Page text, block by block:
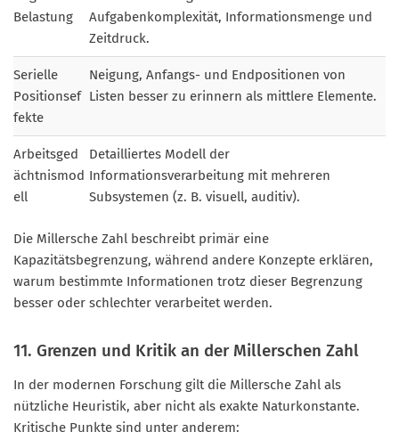
Belastung
Aufgabenkomplexität, Informationsmenge und
Zeitdruck.
Serielle
Positionsef
fekte
Neigung, Anfangs- und Endpositionen von
Listen besser zu erinnern als mittlere Elemente.
Arbeitsged
ächtnismod
ell
Detailliertes Modell der
Informationsverarbeitung mit mehreren
Subsystemen (z. B. visuell, auditiv).
Die Millersche Zahl beschreibt primär eine
Kapazitätsbegrenzung, während andere Konzepte erklären,
warum bestimmte Informationen trotz dieser Begrenzung
besser oder schlechter verarbeitet werden.
11. Grenzen und Kritik an der Millerschen Zahl
In der modernen Forschung gilt die Millersche Zahl als
nützliche Heuristik, aber nicht als exakte Naturkonstante.
Kritische Punkte sind unter anderem: